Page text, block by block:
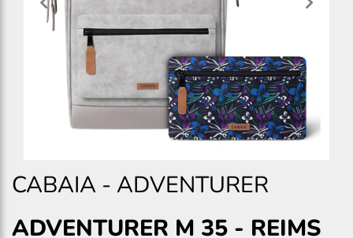
CABAIA - ADVENTURER
ADVENTURER M 35 - REIMS